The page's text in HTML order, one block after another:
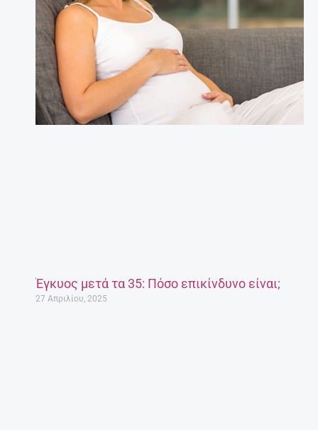
Έγκυος μετά τα 35: Πόσο επικίνδυνο είναι;
27 Απριλίου, 2025